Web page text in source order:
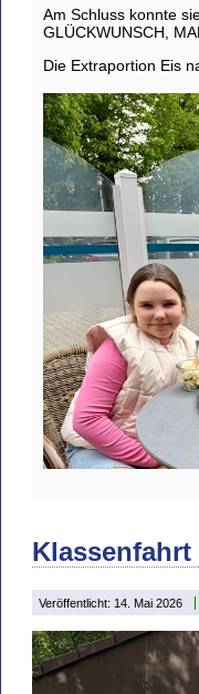
Am Schluss konnte
GLÜCKWUNSCH,
Die Extraportion Eis
Veröffentlicht: 14. Mai 2026